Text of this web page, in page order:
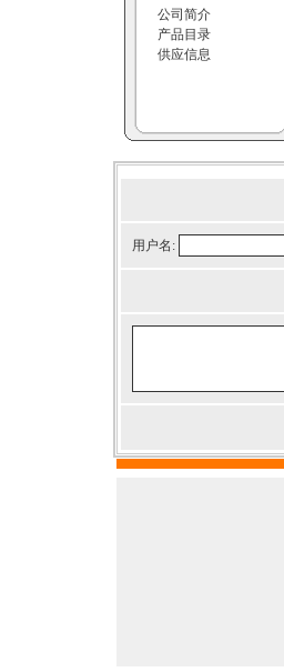
公司简介
产品目录
供应信息
用户名: